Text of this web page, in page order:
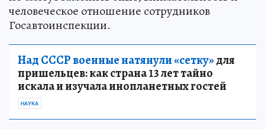
человеческое отношение сотрудников
Госавтоинспекции.
Над СССР военные натянули «сетку»для
пришельцев: как страна 13 лет тайно
искала и изучала инопланетных гостей
НАУКА